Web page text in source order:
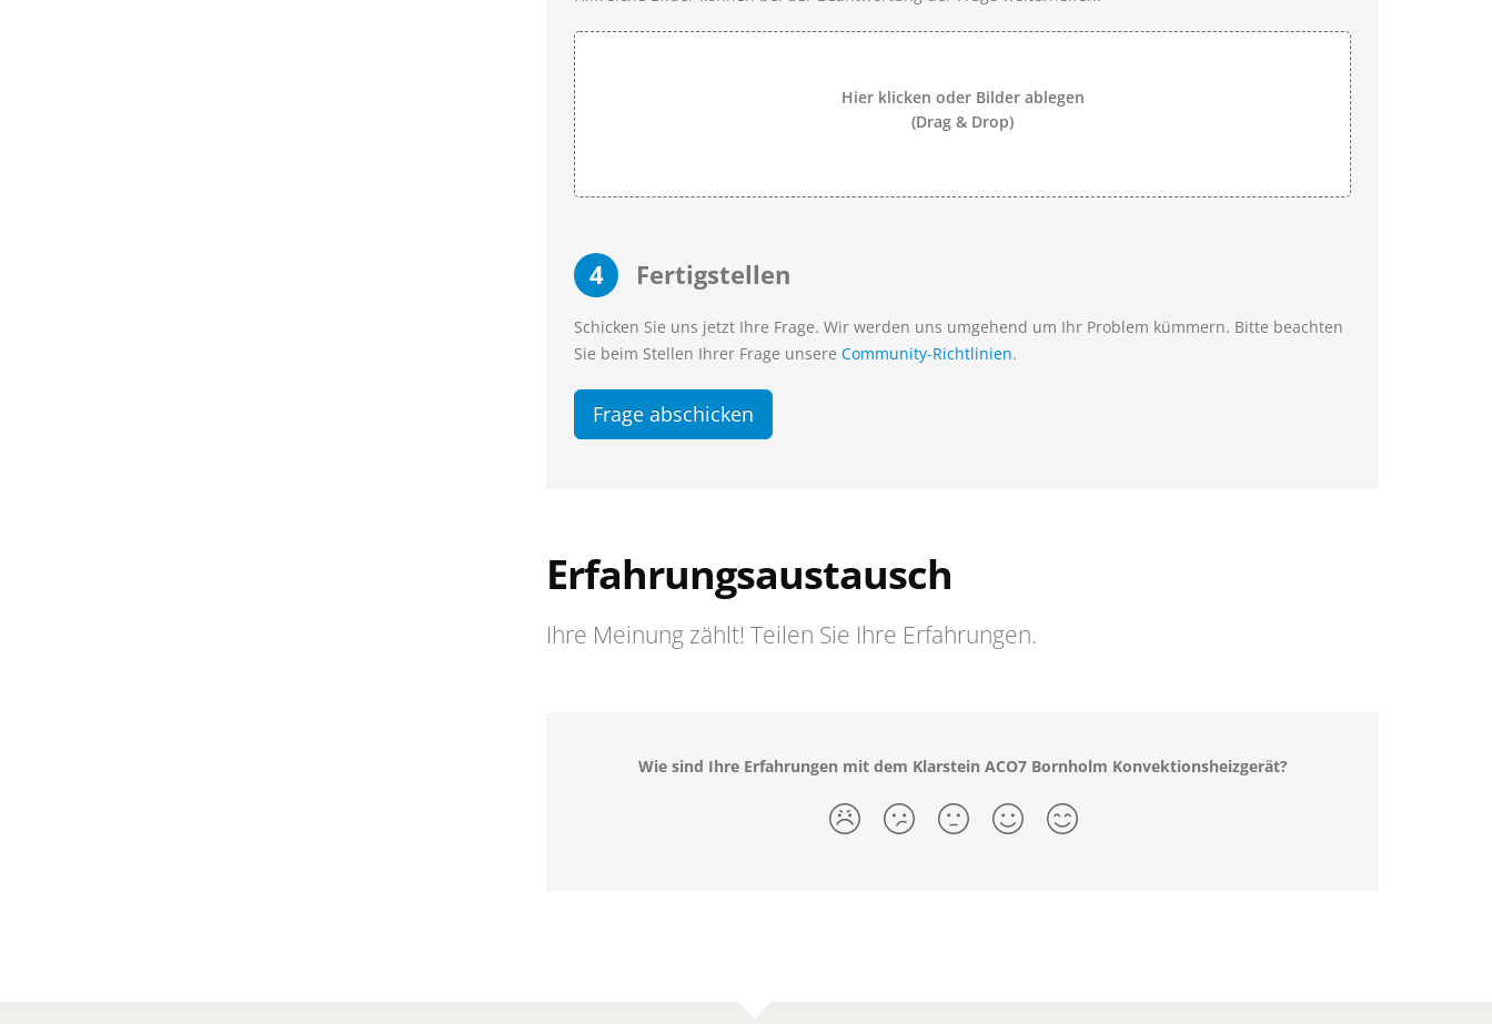
Hier klicken oder Bilder ablegen
(Drag & Drop)
4 Fertigstellen
Schicken Sie uns jetzt Ihre Frage. Wir werden uns umgehend um Ihr Problem kümmern. Bitte beachten
Sie beim Stellen Ihrer Frage unsere Community-Richtlinien.
Frage abschicken
Erfahrungsaustausch
Ihre Meinung zählt! Teilen Sie Ihre Erfahrungen.
Wie sind Ihre Erfahrungen mit dem Klarstein ACO7 Bornholm Konvektionsheizgerät?